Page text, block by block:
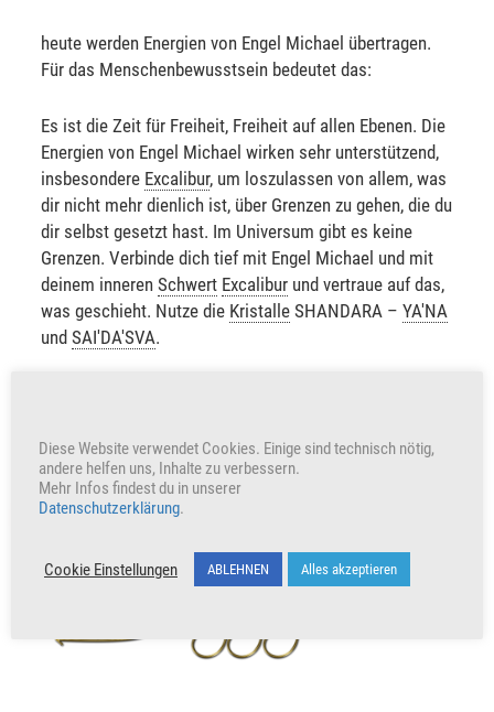
heute werden Energien von Engel Michael übertragen.
Für das Menschenbewusstsein bedeutet das:
Es ist die Zeit für Freiheit, Freiheit auf allen Ebenen. Die
Energien von Engel Michael wirken sehr unterstützend,
insbesondere Excalibur, um loszulassen von allem, was
dir nicht mehr dienlich ist, über Grenzen zu gehen, die du
dir selbst gesetzt hast. Im Universum gibt es keine
Grenzen. Verbinde dich tief mit Engel Michael und mit
deinem innerenSchwert Excalibur und vertraue auf das,
was geschieht. Nutze die Kristalle SHANDARA –YA'NA
undSAI'DA'SVA.
Sabine Sangitar
+231 Herzen freuen auch uns
Diese Website verwendet Cookies. Einige sind technisch nötig,
andere helfen uns, Inhalte zu verbessern.
Mehr Infos findest du in unserer
Datenschutzerklärung.
Cookie Einstellungen ABLEHNEN Alles akzeptieren